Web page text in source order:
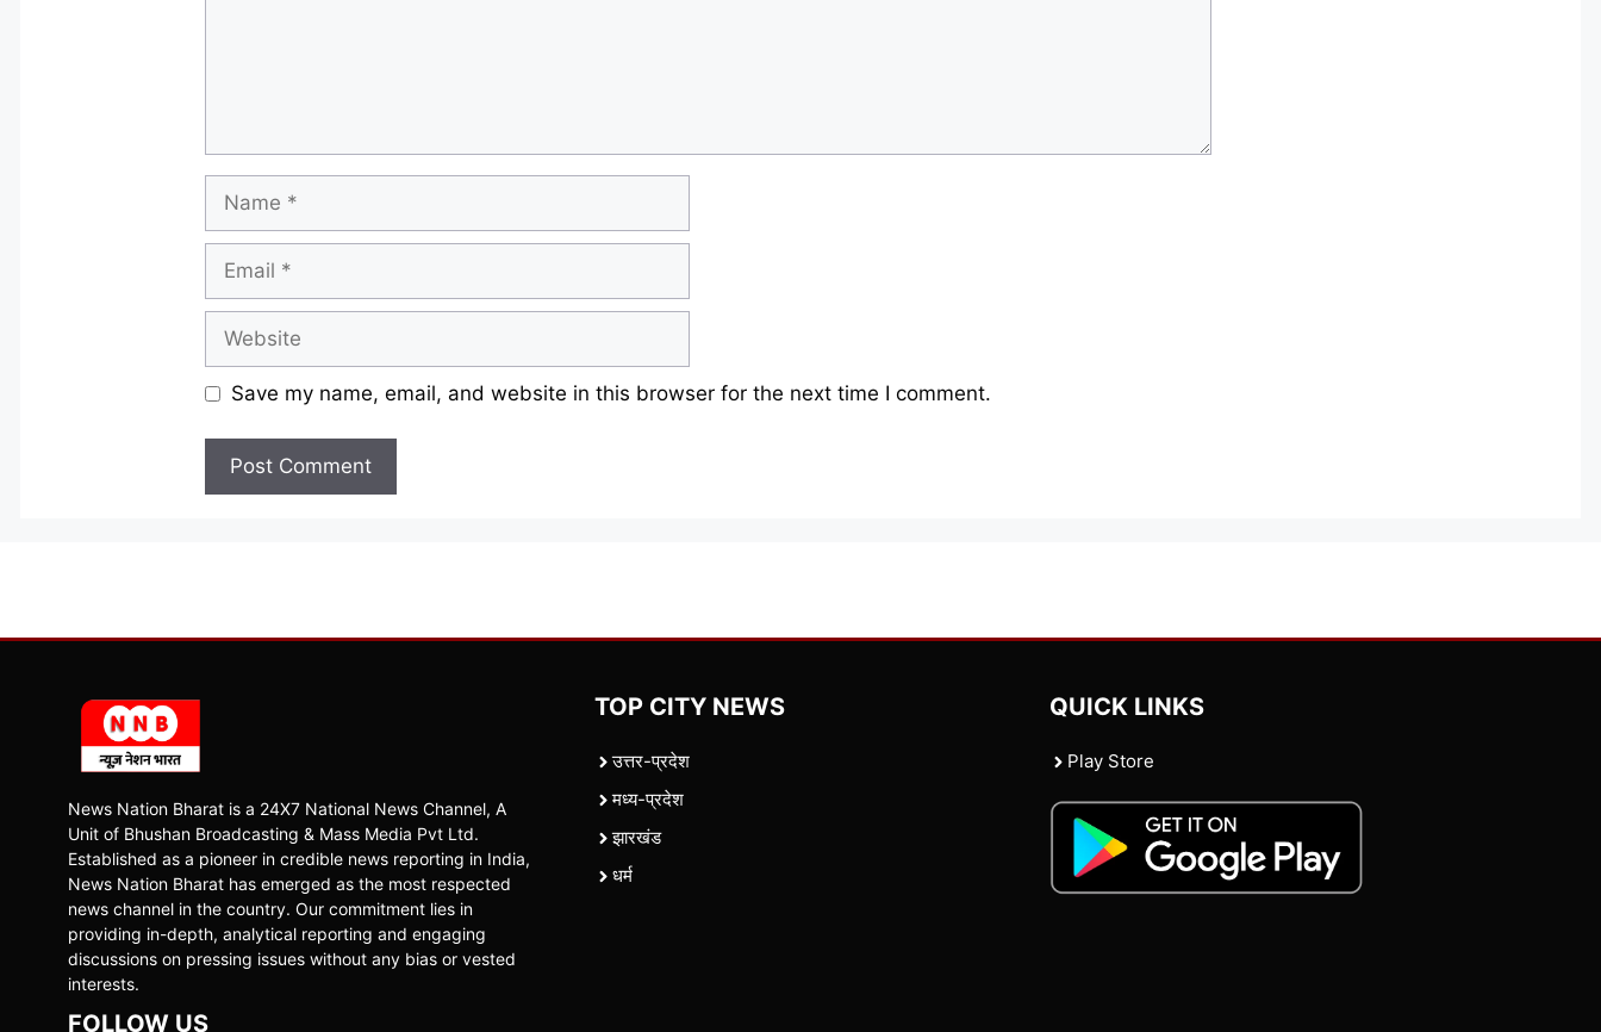
Save my name, email, and website in this browser for the next time I comment.
News Nation Bharat is a 24X7 National News Channel, A
Unit of Bhushan Broadcasting & Mass Media Pvt Ltd.
Established as a pioneer in credible news reporting in India,
News Nation Bharat has emerged as the most respected
news channel in the country. Our commitment lies in
providing in-depth, analytical reporting and engaging
discussions on pressing issues without any bias or vested
interests.
FOLLOW US
TOP CITY NEWS
उत्तर-प्रदेश
मध्य-प्रदेश
झारखंड
धर्म
QUICK LINKS
Play Store